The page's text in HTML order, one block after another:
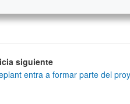
siguiente
entra a formar parte del